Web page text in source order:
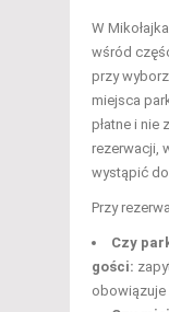
W
wśród
przy
miejsca
płatne i nie
rezerwacji,
wystąpić
Przy
Czy
gości:
obowiązuje